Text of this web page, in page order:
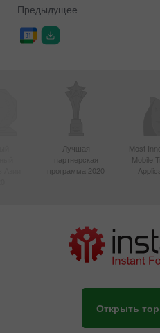
Предыдущее
Лучшая
партнерская
программа 2020
Most
Mobile
Открыть